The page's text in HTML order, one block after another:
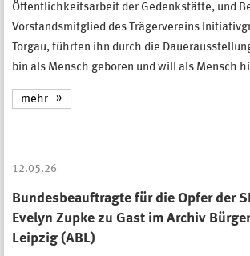
Öffentlichkeitsarbeit der Gedenkstätte, und
Vorstandsmitglied des Trägervereins
Torgau, führten ihn durch die
bin als Mensch geboren und will als Mensch
mehr
12.05.26
Bundesbeauftragte für die Opfer der
Evelyn Zupke zu Gast im Archiv
Leipzig (ABL)